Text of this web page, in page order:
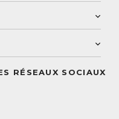
RÉSEAUX SOCIAUX